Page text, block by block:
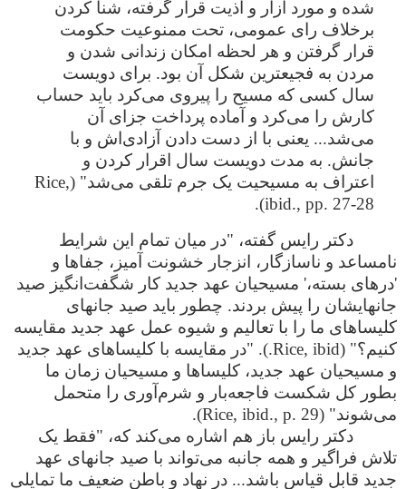
شده و مورد آزار و اذیت قرار گرفته، شنا کردن
برخلاف رای عمومی، تحت ممنوعیت حکومت
قرار گرفتن و هر لحظه امکان زندانی شدن و
مردن به فجیعترین شکل آن بود. برای دویست
سال کسی که مسیح را پیروی می‌کرد باید حساب
کارش را می‌کرد و آماده پرداخت جزای آن
می‌شد... یعنی با از دست دادن آزادی‌اش و با
جانش. به مدت دویست سال اقرار کردن و
اعتراف به مسیحیت یک جرم تلقی می‌شد" (Rice,
ibid., pp. 27-28).
دکتر رایس گفته، "در میان تمام این شرایط
نامساعد و ناسازگار، انزجار خشونت آمیز، جفاها و
'درهای بسته،' مسیحیان عهد جدید کار شگفت‌انگیز صید
جانهایشان را پیش بردند. چطور باید صید جانهای
کلیساهای ما را با تعالیم و شیوه عمل عهد جدید مقایسه
کنیم؟" (Rice, ibid.). "در مقایسه با کلیساهای عهد جدید
و مسیحیان عهد جدید، کلیساها و مسیحیان زمان ما
بطور کل شکست فاجعه‌بار و شرم‌آوری را متحمل
می‌شوند" (Rice, ibid., p. 29).
دکتر رایس باز هم اشاره می‌کند که، "فقط یک
تلاش فراگیر و همه جانبه می‌تواند با صید جانهای عهد
جدید قابل قیاس باشد... در نهاد و باطن ضعیف ما تمایلی